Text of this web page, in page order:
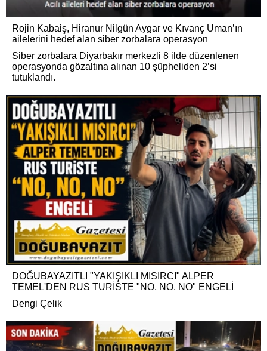
Rojin Kabaiş, Hiranur Nilgün Aygar ve Kıvanç Uman’ın
ailelerini hedef alan siber zorbalara operasyon
Siber zorbalara Diyarbakır merkezli 8 ilde düzenlenen
operasyonda gözaltına alınan 10 şüpheliden 2’si
tutuklandı.
DOĞUBAYAZITLI "YAKIŞIKLI MISIRCI" ALPER
TEMEL'DEN RUS TURİSTE "NO, NO, NO" ENGELİ
Dengi Çelik